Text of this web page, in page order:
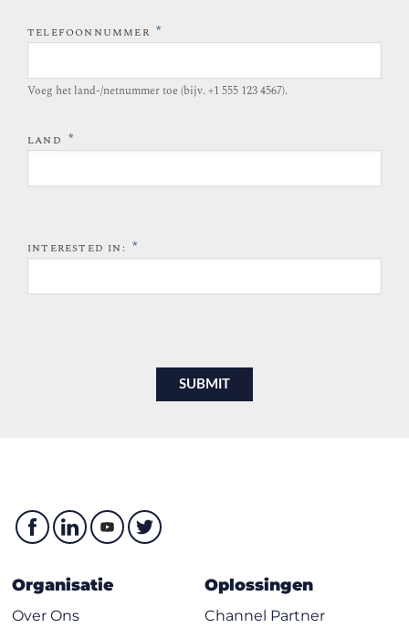
TELEFOONNUMMER *
Voeg het land-/netnummer toe (bijv. +1 555 123 4567).
LAND *
INTERESTED IN: *
Organisatie
Over Ons
Oplossingen
Channel Partner